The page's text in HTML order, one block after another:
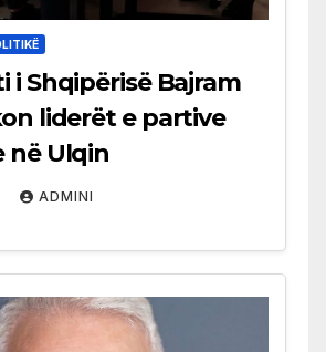
i Shqipërisë Bajram
liderët e partive
në Ulqin
ADMINI